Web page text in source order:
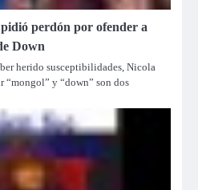
perdón por ofender a
Down
herido susceptibilidades, Nicola
y “down” son dos